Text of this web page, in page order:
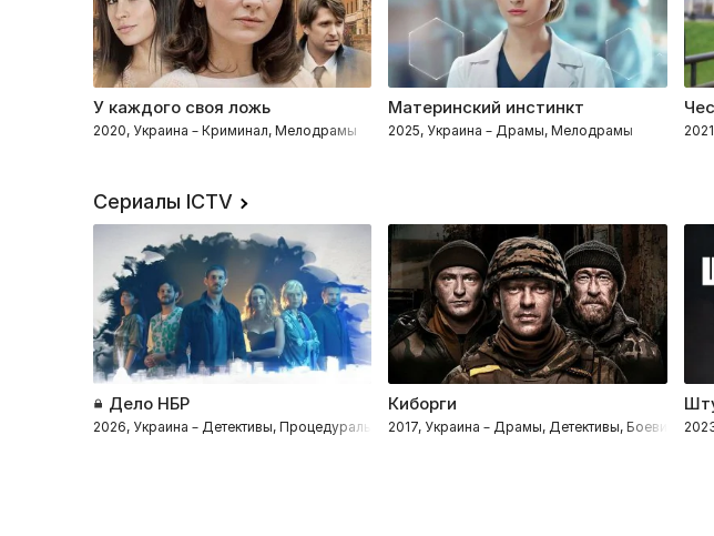
У каждого своя ложь
2020, Украина – Криминал, Мелодрамы
Материнский инстинкт
2025, Украина – Драмы, Мелодрамы
Сериалы ICTV
Дело НБР
2026, Украина – Детективы, Процедуралы, Комедии, Драмы
Киборги
2017, Украина – Драмы, Детективы, Боевики,